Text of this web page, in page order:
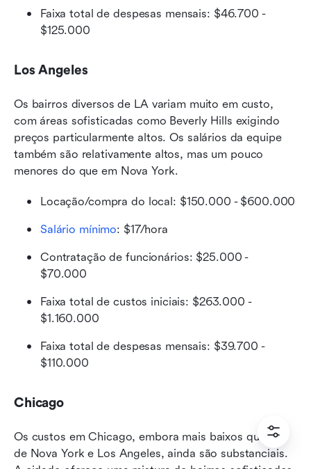
Faixa total de despesas mensais: $46.700 -
$125.000
Los Angeles
Os bairros diversos de LA variam muito em custo,
com áreas sofisticadas como Beverly Hills exigindo
preços particularmente altos. Os salários da equipe
também são relativamente altos, mas um pouco
menores do que em Nova York.
Locação/compra do local: $150.000 - $600.000
Salário mínimo: $17/hora
Contratação de funcionários: $25.000 -
$70.000
Faixa total de custos iniciais: $263.000 -
$1.160.000
Faixa total de despesas mensais: $39.700 -
$110.000
Chicago
Os custos em Chicago, embora mais baixos que os
de Nova York e Los Angeles, ainda são substanciais.